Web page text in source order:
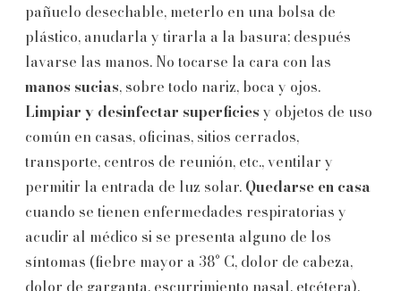
pañuelo desechable, meterlo en una bolsa de
plástico, anudarla y tirarla a la basura; después
lavarse las manos. No tocarse la cara con las
manos sucias, sobre todo nariz, boca y ojos.
Limpiar y desinfectar superficies y objetos de uso
común en casas, oficinas, sitios cerrados,
transporte, centros de reunión, etc., ventilar y
permitir la entrada de luz solar. Quedarse en casa
cuando se tienen enfermedades respiratorias y
acudir al médico si se presenta alguno de los
síntomas (fiebre mayor a 38° C, dolor de cabeza,